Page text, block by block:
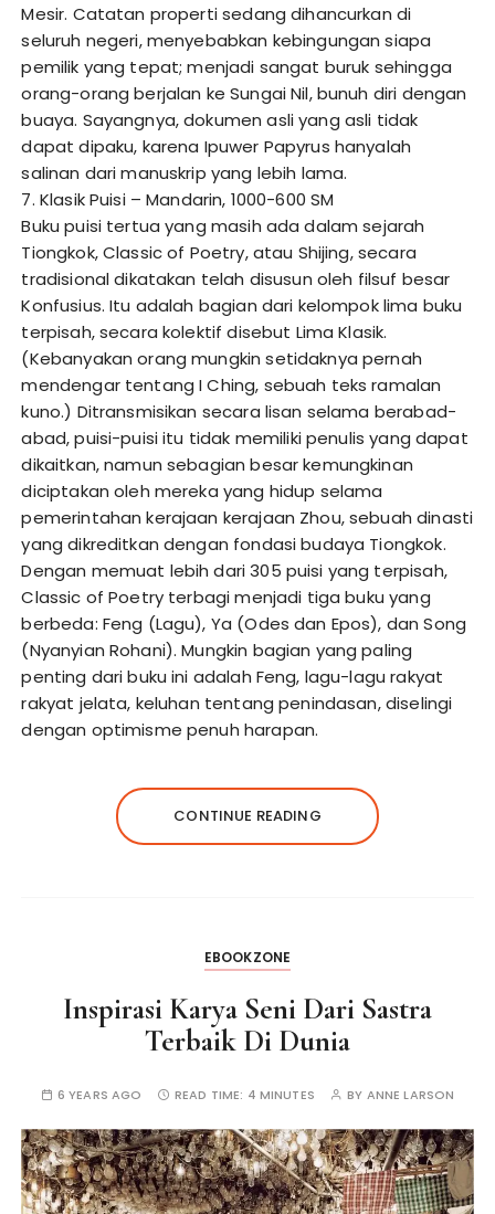
Mesir. Catatan properti sedang dihancurkan di
seluruh negeri, menyebabkan kebingungan siapa
pemilik yang tepat; menjadi sangat buruk sehingga
orang-orang berjalan ke Sungai Nil, bunuh diri dengan
buaya. Sayangnya, dokumen asli yang asli tidak
dapat dipaku, karena Ipuwer Papyrus hanyalah
salinan dari manuskrip yang lebih lama.
7. Klasik Puisi – Mandarin, 1000-600 SM
Buku puisi tertua yang masih ada dalam sejarah
Tiongkok, Classic of Poetry, atau Shijing, secara
tradisional dikatakan telah disusun oleh filsuf besar
Konfusius. Itu adalah bagian dari kelompok lima buku
terpisah, secara kolektif disebut Lima Klasik.
(Kebanyakan orang mungkin setidaknya pernah
mendengar tentang I Ching, sebuah teks ramalan
kuno.) Ditransmisikan secara lisan selama berabad-
abad, puisi-puisi itu tidak memiliki penulis yang dapat
dikaitkan, namun sebagian besar kemungkinan
diciptakan oleh mereka yang hidup selama
pemerintahan kerajaan kerajaan Zhou, sebuah dinasti
yang dikreditkan dengan fondasi budaya Tiongkok.
Dengan memuat lebih dari 305 puisi yang terpisah,
Classic of Poetry terbagi menjadi tiga buku yang
berbeda: Feng (Lagu), Ya (Odes dan Epos), dan Song
(Nyanyian Rohani). Mungkin bagian yang paling
penting dari buku ini adalah Feng, lagu-lagu rakyat
rakyat jelata, keluhan tentang penindasan, diselingi
dengan optimisme penuh harapan.
CONTINUE READING
EBOOKZONE
Inspirasi Karya Seni Dari Sastra
Terbaik Di Dunia
6 YEARS AGO READ TIME: 4 MINUTES BY ANNE LARSON